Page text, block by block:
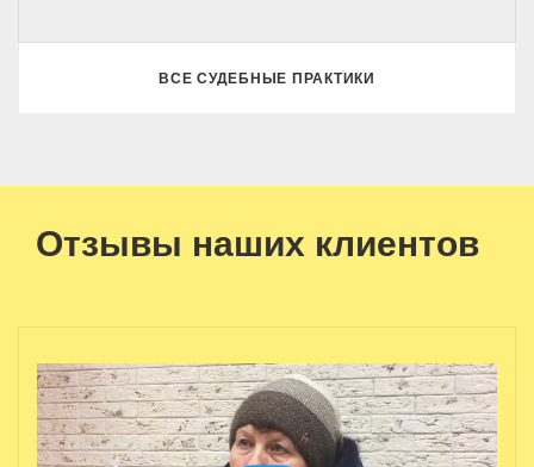
ВСЕ СУДЕБНЫЕ ПРАКТИКИ
Отзывы наших клиентов